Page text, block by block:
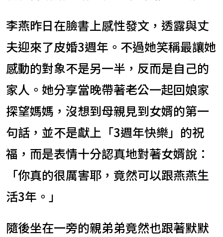
李燕昨日在臉書上感性發文，透露與丈
夫迎來了皮婚3週年。不過她笑稱最讓她
感動的對象不是另一半，反而是自己的
家人。她分享當晚帶著老公一起回娘家
探望媽媽，沒想到母親見到女婿的第一
句話，並不是獻上「3週年快樂」的祝
福，而是表情十分認真地對著女婿說：
「你真的很厲害耶，竟然可以跟燕燕生
活3年。」
隨後坐在一旁的親弟弟竟然也跟著默默